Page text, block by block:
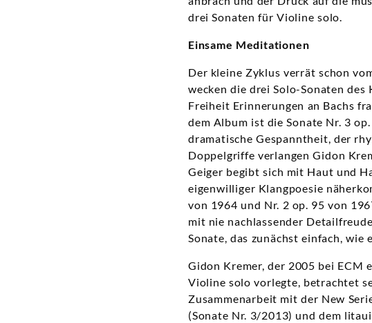
drei Sonaten für Violine solo.
Einsame Meditationen
Der kleine Zyklus verrät schon
wecken die drei Solo-Sonaten
Freiheit Erinnerungen an Bachs
dem Album ist die Sonate Nr. 3
dramatische Gespanntheit, der
Doppelgriffe verlangen Gidon
Geiger begibt sich mit Haut und
eigenwilliger Klangpoesie
von 1964 und Nr. 2 op. 95 von
mit nie nachlassender
Sonate, das zunächst einfach,
Gidon Kremer, der 2005 bei ECM
Violine solo vorlegte, betrachtet
Zusammenarbeit mit der New
(Sonate Nr. 3/2013) und dem